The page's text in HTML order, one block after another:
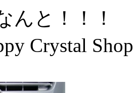
んと！！！
Crystal